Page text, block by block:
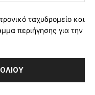
ταχυδρομείο και
περιήγησης για την